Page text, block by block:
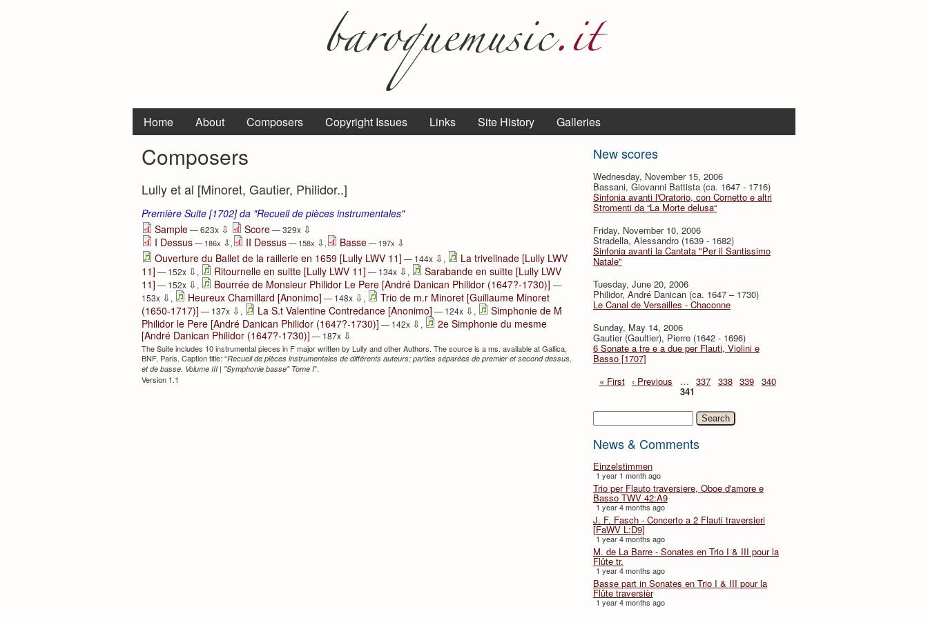
Home About Composers Copyright Issues Links Site History Galleries
New scores
Wednesday, November 15, 2006
Bassani, Giovanni Battista (ca. 1647 - 1716)
Sinfonia avanti l'Oratorio, con Cornetto e altri
Stromenti da “La Morte delusa“
Friday, November 10, 2006
Stradella, Alessandro (1639 - 1682)
Sinfonia avanti la Cantata "Per il Santissimo
Natale"
Tuesday, June 20, 2006
Philidor, André Danican (ca. 1647 – 1730)
Le Canal de Versailles - Chaconne
Sunday, May 14, 2006
Gautier (Gaultier), Pierre (1642 - 1696)
6 Sonate a tre e a due per Flauti, Violini e
Basso [1707]
« First ‹ Previous … 337 338 339 340
341
Search
News & Comments
Einzelstimmen
1 year 1 month ago
Trio per Flauto traversiere, Oboe d'amore e
Basso TWV 42:A9
1 year 4 months ago
J. F. Fasch - Concerto a 2 Flauti traversieri
[FaWV L:D9]
1 year 4 months ago
M. de La Barre - Sonates en Trio I & III pour la
Flûte tr.
1 year 4 months ago
Basse part in Sonates en Trio I & III pour la
Flûte traversièr
1 year 4 months ago
Composers
Lully et al [Minoret, Gautier, Philidor..]
Première Suite [1702] da "Recueil de pièces instrumentales"
Sample— 623x ⇩ Score— 329x ⇩
I Dessus— 186x ⇩, II Dessus— 158x ⇩, Basse— 197x ⇩
Ouverture du Ballet de la raillerie en 1659 [Lully LWV 11] — 144x ⇩ ,
La trivelinade [Lully LWV
11] — 152x ⇩ , Ritournelle en suitte [Lully LWV 11] — 134x ⇩ ,
Sarabande en suitte [Lully LWV
11] — 152x ⇩ , Bourrée de Monsieur Philidor Le Pere [André Danican Philidor (1647?-1730)] —
153x ⇩ , Heureux Chamillard [Anonimo] — 148x ⇩ ,
Trio de m.r Minoret [Guillaume Minoret
(1650-1717)] — 137x ⇩ , La S.t Valentine Contredance [Anonimo] — 124x ⇩ ,
Simphonie de M
Philidor le Pere [André Danican Philidor (1647?-1730)] — 142x ⇩ ,
2e Simphonie du mesme
[André Danican Philidor (1647?-1730)] — 187x ⇩
The Suite includes 10 instrumental pieces in F major written by Lully and other Authors. The source is a ms. available at Gallica,
BNF, Paris. Caption title: “Recueil de pièces instrumentales de différents auteurs; parties séparées de premier et second dessus,
et de basse. Volume III | "Symphonie basse" Tome I”.
Version 1.1